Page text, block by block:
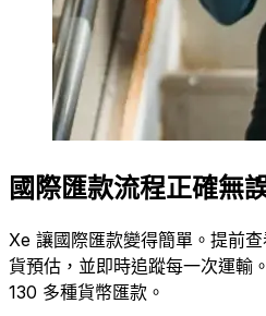
國際匯款流程正確無
Xe 讓國際匯款變得簡單。提前
貨預估，並即時追蹤每一次運輸
130 多種貨幣匯款。